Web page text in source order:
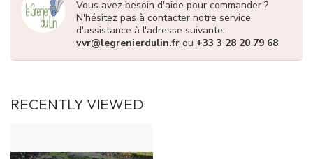
Vous avez besoin d'aide pour commander ?
N'hésitez pas à contacter notre service
d'assistance à l'adresse suivante:
vvr@legrenierdulin.fr ou +33 3 28 20 79 68.
RECENTLY VIEWED